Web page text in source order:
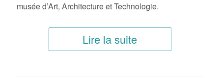
musée d’Art, Architecture et Technologie.
Lire la suite